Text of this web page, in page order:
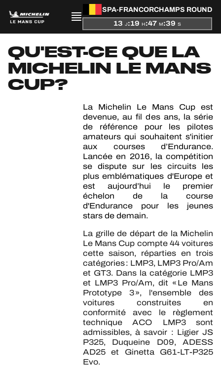
SPA-FRANCORCHAMPS ROUND
13 J:19 H:47 M:39 S
PRÉSENTATION
ACTUALITÉS
QU'EST-CE QUE LA
MICHELIN LE MANS
CUP?
La Michelin Le Mans Cup est
devenue, au fil des ans, la série
de référence pour les pilotes
amateurs qui souhaitent s'initier
aux courses d’Endurance.
Lancée en 2016, la compétition
se dispute sur les circuits les
plus emblématiques d'Europe et
est aujourd’hui le premier
échelon de la course
d'Endurance pour les jeunes
stars de demain.
La grille de départ de la Michelin
Le Mans Cup compte 44 voitures
cette saison, réparties en trois
catégories : LMP3, LMP3 Pro/Am
et GT3. Dans la catégorie LMP3
et LMP3 Pro/Am, dit « Le Mans
Prototype 3 », l'ensemble des
voitures construites en
conformité avec le règlement
technique ACO LMP3 sont
admissibles, à savoir : Ligier JS
P325, Duqueine D09, ADESS
AD25 et Ginetta G61-LT-P325
Evo.